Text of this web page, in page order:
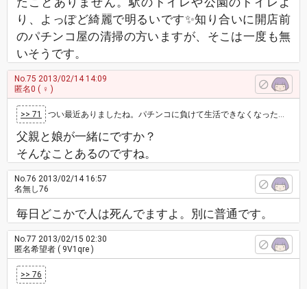
り、よっぽど綺麗で明るいです✨知り合いに開店前
のパチンコ屋の清掃の方いますが、そこは一度も無
いそうです。
No.75 2013/02/14 14:09
匿名0 ( ♀ )
>> 71 つい最近ありましたね。パチンコに負けて生活できなくなった挙げ句に父娘が自殺したという報道が。 まあ、パチンコ屋での自殺ではないですが。
父親と娘が一緒にですか？
そんなことあるのですね。
No.76 2013/02/14 16:57
名無し76
毎日どこかで人は死んでますよ。別に普通です。
No.77 2013/02/15 02:30
匿名希望者 ( 9V1qre )
>> 76